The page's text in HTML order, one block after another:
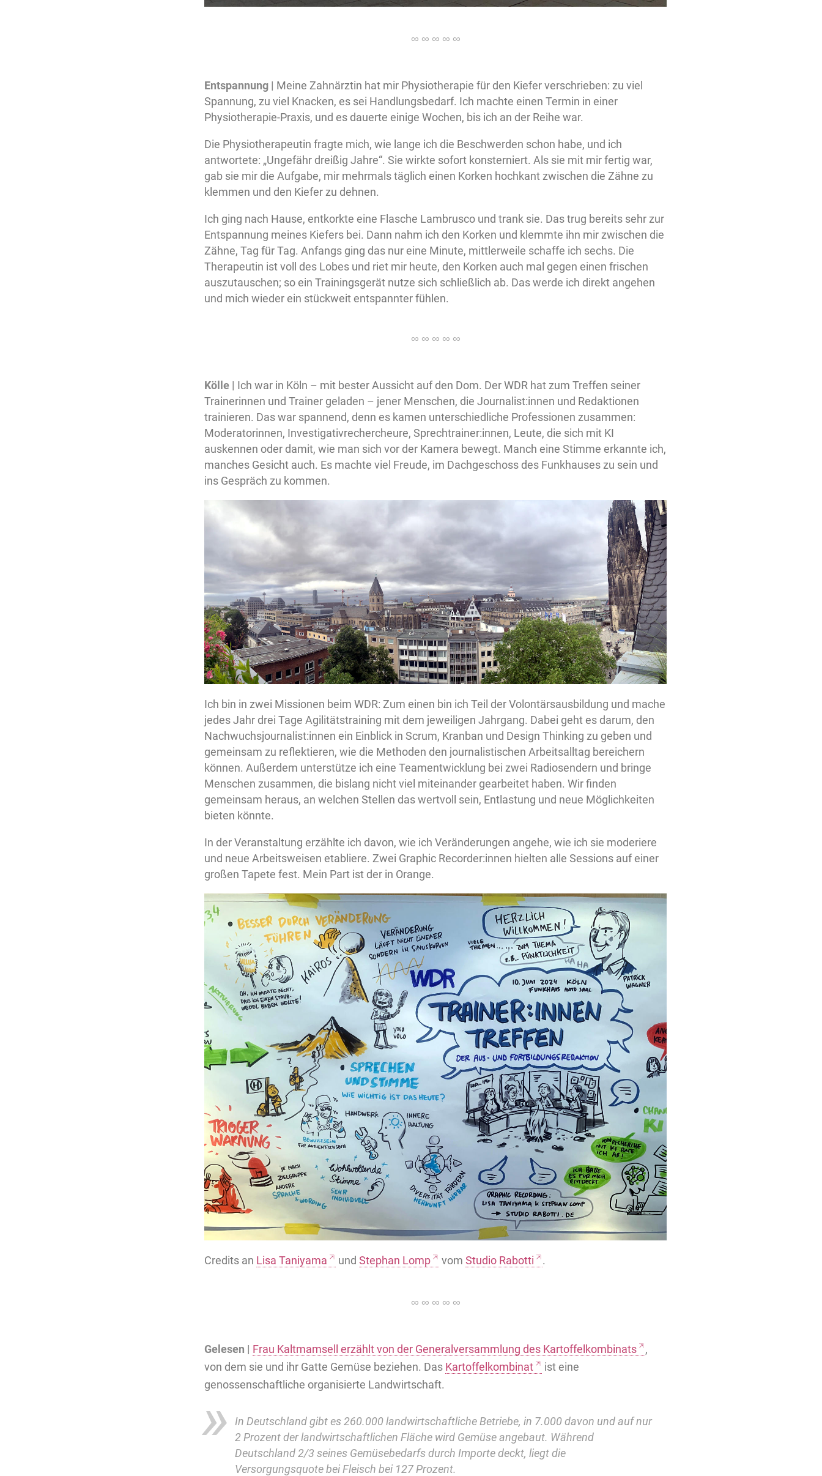
Entspannung | Meine Zahnärztin hat mir Physiotherapie für den Kiefer verschrieben: zu viel
Spannung, zu viel Knacken, es sei Handlungsbedarf. Ich machte einen Termin in einer
Physiotherapie-Praxis, und es dauerte einige Wochen, bis ich an der Reihe war.
Die Physiotherapeutin fragte mich, wie lange ich die Beschwerden schon habe, und ich
antwortete: „Ungefähr dreißig Jahre“. Sie wirkte sofort konsterniert. Als sie mit mir fertig war,
gab sie mir die Aufgabe, mir mehrmals täglich einen Korken hochkant zwischen die Zähne zu
klemmen und den Kiefer zu dehnen.
Ich ging nach Hause, entkorkte eine Flasche Lambrusco und trank sie. Das trug bereits sehr zur
Entspannung meines Kiefers bei. Dann nahm ich den Korken und klemmte ihn mir zwischen die
Zähne, Tag für Tag. Anfangs ging das nur eine Minute, mittlerweile schaffe ich sechs. Die
Therapeutin ist voll des Lobes und riet mir heute, den Korken auch mal gegen einen frischen
auszutauschen; so ein Trainingsgerät nutze sich schließlich ab. Das werde ich direkt angehen
und mich wieder ein stückweit entspannter fühlen.
Kölle | Ich war in Köln – mit bester Aussicht auf den Dom. Der WDR hat zum Treffen seiner
Trainerinnen und Trainer geladen – jener Menschen, die Journalist:innen und Redaktionen
trainieren. Das war spannend, denn es kamen unterschiedliche Professionen zusammen:
Moderatorinnen, Investigativrechercheure, Sprechtrainer:innen, Leute, die sich mit KI
auskennen oder damit, wie man sich vor der Kamera bewegt. Manch eine Stimme erkannte ich,
manches Gesicht auch. Es machte viel Freude, im Dachgeschoss des Funkhauses zu sein und
ins Gespräch zu kommen.
Ich bin in zwei Missionen beim WDR: Zum einen bin ich Teil der Volontärsausbildung und mache
jedes Jahr drei Tage Agilitätstraining mit dem jeweiligen Jahrgang. Dabei geht es darum, den
Nachwuchsjournalist:innen ein Einblick in Scrum, Kranban und Design Thinking zu geben und
gemeinsam zu reflektieren, wie die Methoden den journalistischen Arbeitsalltag bereichern
können. Außerdem unterstütze ich eine Teamentwicklung bei zwei Radiosendern und bringe
Menschen zusammen, die bislang nicht viel miteinander gearbeitet haben. Wir finden
gemeinsam heraus, an welchen Stellen das wertvoll sein, Entlastung und neue Möglichkeiten
bieten könnte.
In der Veranstaltung erzählte ich davon, wie ich Veränderungen angehe, wie ich sie moderiere
und neue Arbeitsweisen etabliere. Zwei Graphic Recorder:innen hielten alle Sessions auf einer
großen Tapete fest. Mein Part ist der in Orange.
Credits an Lisa Taniyama und Stephan Lomp vom Studio Rabotti .
Gelesen | Frau Kaltmamsell erzählt von der Generalversammlung des Kartoffelkombinats
,
von dem sie und ihr Gatte Gemüse beziehen. Das Kartoffelkombinat
ist eine
genossenschaftliche organisierte Landwirtschaft.
In Deutschland gibt es 260.000 landwirtschaftliche Betriebe, in 7.000 davon und auf nur
2 Prozent der landwirtschaftlichen Fläche wird Gemüse angebaut. Während
Deutschland 2/3 seines Gemüsebedarfs durch Importe deckt, liegt die
Versorgungsquote bei Fleisch bei 127 Prozent.